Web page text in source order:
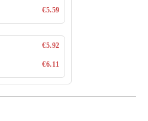
€5.59
€5.92
€6.11